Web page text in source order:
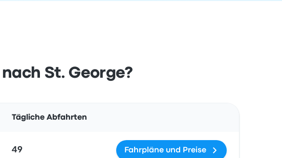
St. George?
Tägliche Abfahrten
49 Fahrpläne und Preise